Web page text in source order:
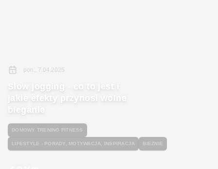
pon., 7.04.2025
Slow jogging - co to jest i
jakie efekty przynosi wolne
bieganie
DOMOWY TRENING FITNESS
LIFESTYLE - PORADY, MOTYWACJA, INSPIRACJA BIEŻNIE